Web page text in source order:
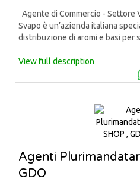
Agente di Commercio - Settore
Svapo è un’azienda italiana
distribuzione di aromi e basi per
View full description
Agenti
GDO